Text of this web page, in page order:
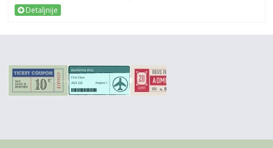
Detaljnije